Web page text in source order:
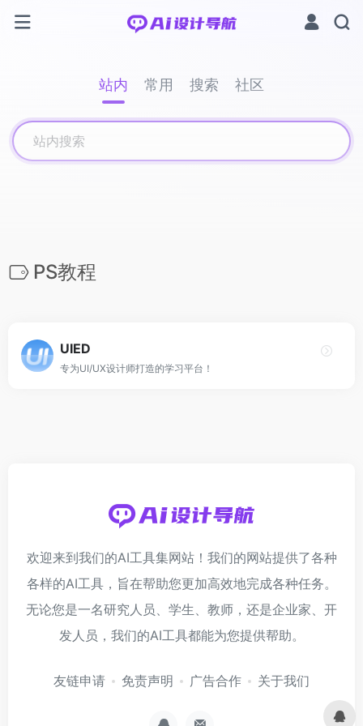
站内 常用 搜索 社区
PS教程
UIED
专为UI/UX设计师打造的学习平台！
欢迎来到我们的AI工具集网站！我们的网站提供了各种
各样的AI工具，旨在帮助您更加高效地完成各种任务。
无论您是一名研究人员、学生、教师，还是企业家、开
发人员，我们的AI工具都能为您提供帮助。
友链申请 免责声明 广告合作 关于我们